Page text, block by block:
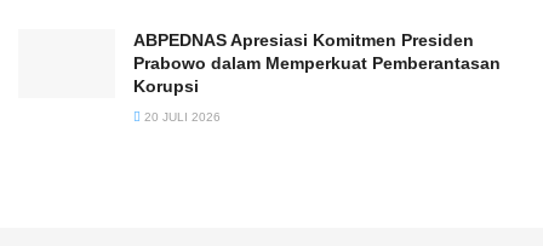
ABPEDNAS Apresiasi Komitmen Presiden
Prabowo dalam Memperkuat Pemberantasan
Korupsi
20 JULI 2026